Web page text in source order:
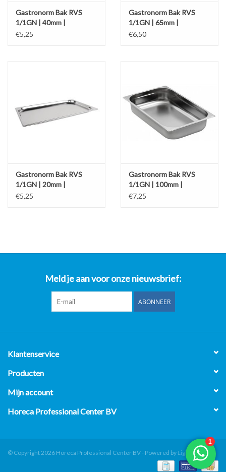
Gastronorm Bak RVS
1/1GN | 40mm |
530x325mm
€5,25
Gastronorm Bak RVS
1/1GN | 65mm |
530x325mm
€6,50
Gastronorm Bak RVS
1/1GN | 20mm |
530x325mm
€5,25
Gastronorm Bak RVS
1/1GN | 100mm |
530x325mm
€7,25
Meld je aan voor onze nieuwsbrief:
ABONNEER
Klantenservice
Producten
Mijn account
Horeca Professional Center BV
© Copyright 2026 Horeca Professional Center BV - Powered by Lightspeed